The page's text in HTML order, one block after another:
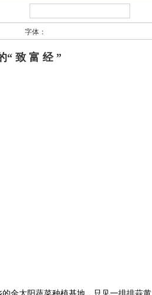
字体：
“ 致 富 经 ”